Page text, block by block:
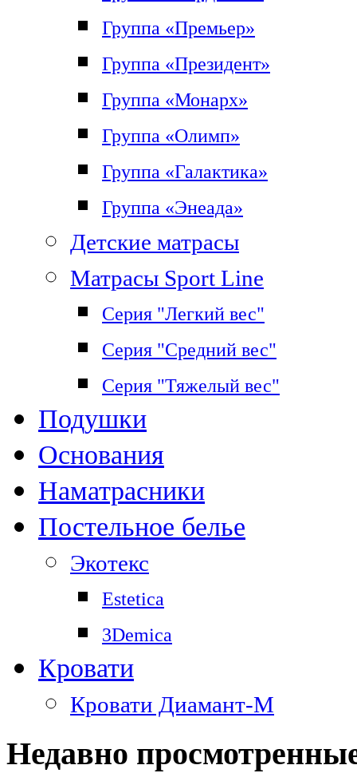
Группа «Премьер»
Группа «Президент»
Группа «Монарх»
Группа «Олимп»
Группа «Галактика»
Группа «Энеада»
Детские матрасы
Матрасы Sport Line
Серия "Легкий вес"
Серия "Средний вес"
Серия "Тяжелый вес"
Подушки
Основания
Наматрасники
Постельное белье
Экотекс
Estetica
3Demica
Кровати
Кровати Диамант-М
Недавно